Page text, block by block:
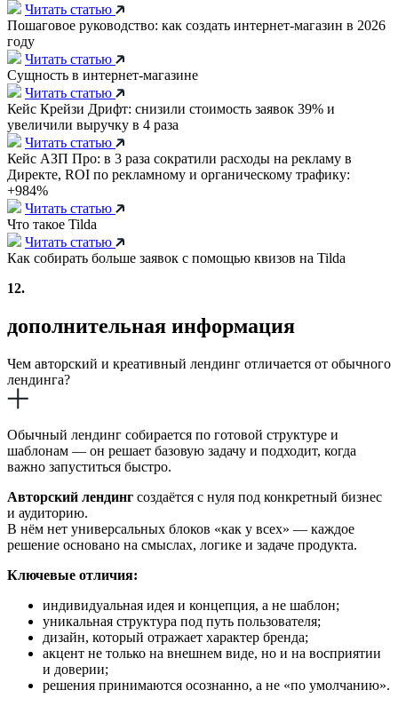
Читать статью
Пошаговое руководство: как создать интернет-магазин в 2026
году
Читать статью
Сущность в интернет-магазине
Читать статью
Кейс Крейзи Дрифт: снизили стоимость заявок 39% и
увеличили выручку в 4 раза
Читать статью
Кейс АЗП Про: в 3 раза сократили расходы на рекламу в
Директе, ROI по рекламному и органическому трафику:
+984%
Читать статью
Что такое Tilda
Читать статью
Как собирать больше заявок с помощью квизов на Tilda
12.
дополнительная информация
Чем авторский и креативный лендинг отличается от обычного
лендинга?
Обычный лендинг собирается по готовой структуре и
шаблонам — он решает базовую задачу и подходит, когда
важно запуститься быстро.
Авторский лендинг создаётся с нуля под конкретный бизнес
и аудиторию.
В нём нет универсальных блоков «как у всех» — каждое
решение основано на смыслах, логике и задаче продукта.
Ключевые отличия:
индивидуальная идея и концепция, а не шаблон;
уникальная структура под путь пользователя;
дизайн, который отражает характер бренда;
акцент не только на внешнем виде, но и на восприятии
и доверии;
решения принимаются осознанно, а не «по умолчанию».